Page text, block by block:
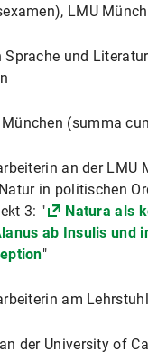
LMU
Sprache und
(summa
an der LMU
in politischen
3: "
Natura als
ab Insulis und
"
am Lehrstuhl
der University of